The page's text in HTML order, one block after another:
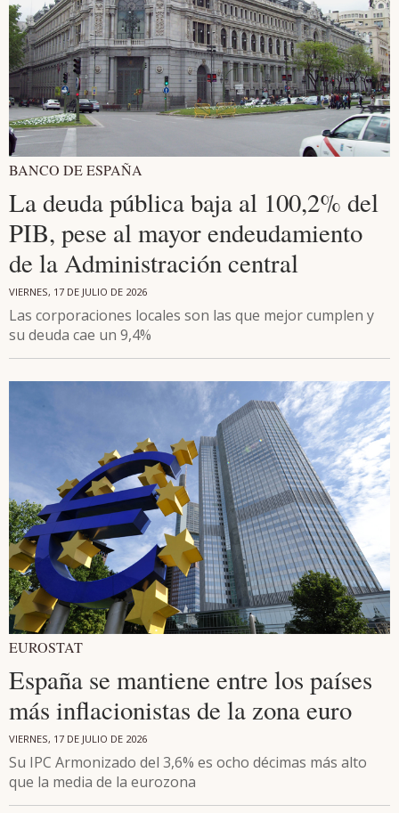
BANCO DE ESPAÑA
La deuda pública baja al 100,2% del
PIB, pese al mayor endeudamiento
de la Administración central
VIERNES, 17 DE JULIO DE 2026
Las corporaciones locales son las que mejor cumplen y
su deuda cae un 9,4%
EUROSTAT
España se mantiene entre los países
más inflacionistas de la zona euro
VIERNES, 17 DE JULIO DE 2026
Su IPC Armonizado del 3,6% es ocho décimas más alto
que la media de la eurozona